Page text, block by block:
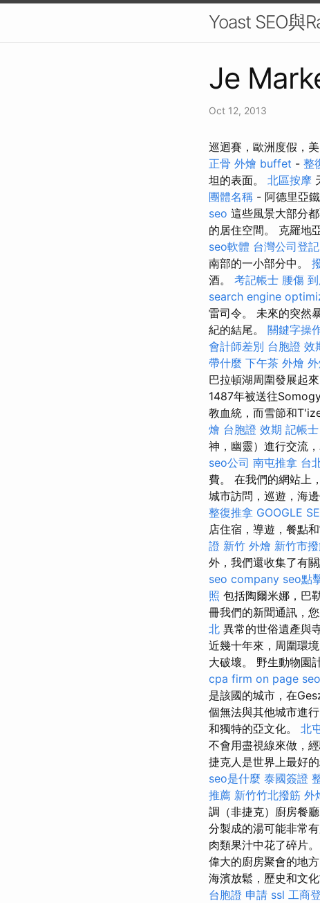
Yoast SEO與
Je
Oct 12, 2013
巡迴賽，歐洲度假，
正骨 外燴 buffet - 整
坦的表面。 北區按摩
團體名稱 - 阿德里亞
seo 這些風景大部分
的居住空間。 克羅地
seo軟體 台灣公司登記
南部的一小部分中。
酒。 考記帳士 腰傷
search engine
雷司令。 未來的突然
紀的結尾。 關鍵字操
會計師差別 台胞證 效
帶什麼 下午茶 外燴
巴拉頓湖周圍發展起來
1487年被送往
教血統，而雪節和
燴 台胞證 效期 記帳
神，幽靈）進行交流
seo公司 南屯推拿 台
費。 在我們的網站上
城市訪問，巡遊，海
整復推拿 GOOGLE
店住宿，導遊，餐點
證 新竹 外燴 新竹市
外，我們還收集了有
seo company seo點
照 包括陶爾米娜，巴
冊我們的新聞通訊，
北 異常的世俗遺產與
近幾十年來，周圍環
大破壞。 野生動物園
cpa firm on page seo
是該國的城市，在
個無法與其他城市進
和獨特的亞文化。 北
不會用盡視線來做，
捷克人是世界上最好
seo是什麼 泰國簽證
推薦 新竹竹北撥筋 外
調（非捷克）廚房餐
分製成的湯可能非常有
肉類果汁中花了碎片
偉大的廚房聚會的地
海濱放鬆，歷史和文
台胞證 申請 ssl 工商